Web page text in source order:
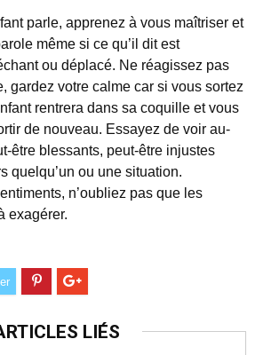
parle, apprenez à vous maîtriser et
même si ce qu’il dit est
ou déplacé. Ne réagissez pas
gardez votre calme car si vous sortez
rentrera dans sa coquille et vous
de nouveau. Essayez de voir au-
être blessants, peut-être injustes
quelqu’un ou une situation.
n’oubliez pas que les
exagérer.
LIÉS